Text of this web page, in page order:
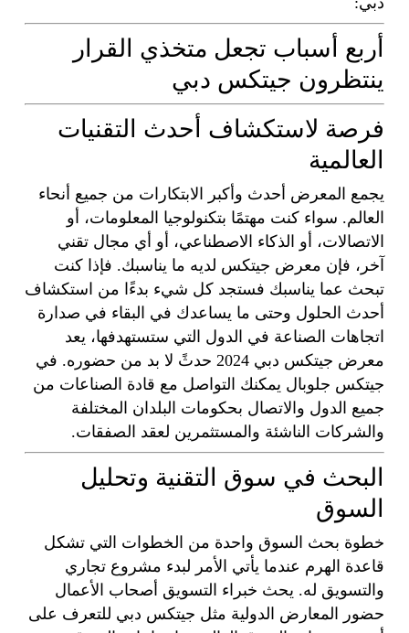
أربع أسباب تجعل متخذي القرار
ينتظرون جيتكس دبي
فرصة لاستكشاف أحدث التقنيات
العالمية
يجمع المعرض أحدث وأكبر الابتكارات من جميع أنحاء
العالم. سواء كنت مهتمًا بتكنولوجيا المعلومات، أو
الاتصالات، أو الذكاء الاصطناعي، أو أي مجال تقني
آخر، فإن معرض جيتكس لديه ما يناسبك. فإذا كنت
تبحث عما يناسبك فستجد كل شيء بدءًا من استكشاف
أحدث الحلول وحتى ما يساعدك في البقاء في صدارة
اتجاهات الصناعة في الدول التي ستستهدفها، يعد
معرض جيتكس دبي 2024 حدثً لا بد من حضوره. في
جيتكس جلوبال يمكنك التواصل مع قادة الصناعات من
جميع الدول والاتصال بحكومات البلدان المختلفة
والشركات الناشئة والمستثمرين لعقد الصفقات.
البحث في سوق التقنية وتحليل
السوق
خطوة بحث السوق واحدة من الخطوات التي تشكل
قاعدة الهرم عندما يأتي الأمر لبدء مشروع تجاري
والتسويق له. يحث خبراء التسويق أصحاب الأعمال
حضور المعارض الدولية مثل جيتكس دبي للتعرف على